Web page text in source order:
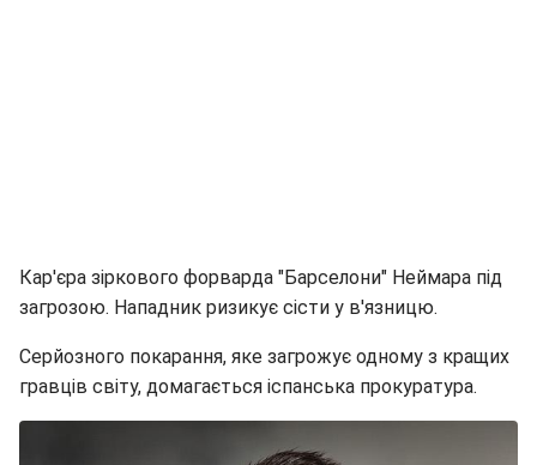
Кар'єра зіркового форварда "Барселони" Неймара під
загрозою. Нападник ризикує сісти у в'язницю.
Серйозного покарання, яке загрожує одному з кращих
гравців світу, домагається іспанська прокуратура.